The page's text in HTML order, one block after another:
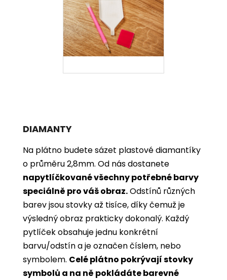
DIAMANTY
Na plátno budete sázet plastové diamantíky
o průměru 2,8mm. Od nás dostanete
napytlíčkované všechny potřebné barvy
speciálně pro váš obraz.Odstínů různých
barev jsou stovky až tisíce, díky čemuž je
výsledný obraz prakticky dokonalý. Každý
pytlíček obsahuje jednu konkrétní
barvu/odstín a je označen číslem, nebo
symbolem. Celé plátno pokrývají stovky
symbolů a na ně pokládáte barevné